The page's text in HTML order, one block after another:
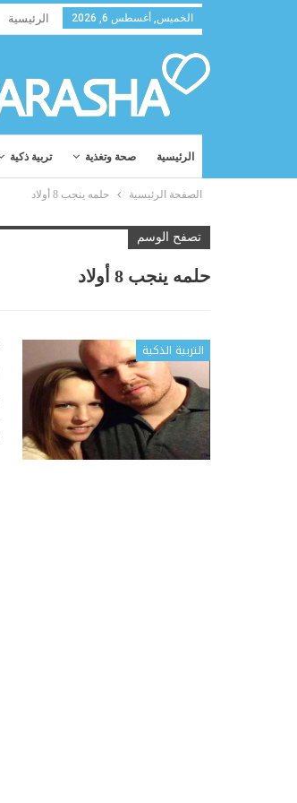
الخميس, أغسطس 6, 2026 الرئيسية
الرئيسية صحة وتغذية تربية ذكية
الصفحة الرئيسية حلمه ينجب 8 أولاد
تصفح الوسم
حلمه ينجب 8 أولاد
التربية الذكية